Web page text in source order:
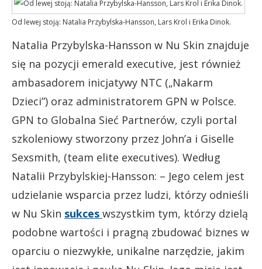
Od lewej stoją: Natalia Przybylska-Hansson, Lars Krol i Erika Dinok.
Natalia Przybylska-Hansson w Nu Skin znajduje
się na pozycji emerald executive, jest również
ambasadorem inicjatywy NTC („Nakarm
Dzieci”) oraz administratorem GPN w Polsce.
GPN to Globalna Sieć Partnerów, czyli portal
szkoleniowy stworzony przez John’a i Giselle
Sexsmith, (team elite executives). Według
Natalii Przybylskiej-Hansson: – Jego celem jest
udzielanie wsparcia przez ludzi, którzy odnieśli
w Nu Skin sukces wszystkim tym, którzy dzielą
podobne wartości i pragną zbudować biznes w
oparciu o niezwykłe, unikalne narzędzie, jakim